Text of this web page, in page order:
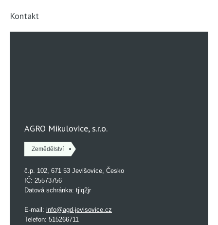
Kontakt
AGRO Mikulovice, s.r.o.
Zemědělství
č.p. 102, 671 53 Jevišovice, Česko
IČ: 25573756
Datová schránka: tjiq2jr
E-mail: info@agd-jevisovice.cz
Telefon: 515266711